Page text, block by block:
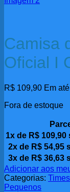
Camisa
Oficial I
R$ 109,90 Em
Fora de estoque
1x de R$ 109,90
2x de R$54,95
3x de R$36,63
Adicionar aos
Categorias:
Pequenos